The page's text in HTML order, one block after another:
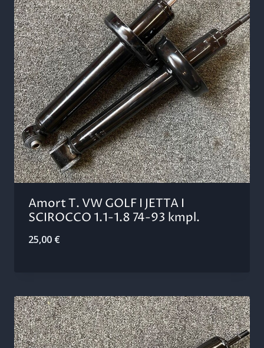
Amort T. VW GOLF I JETTA I
SCIROCCO 1.1-1.8 74-93 kmpl.
25,00 €